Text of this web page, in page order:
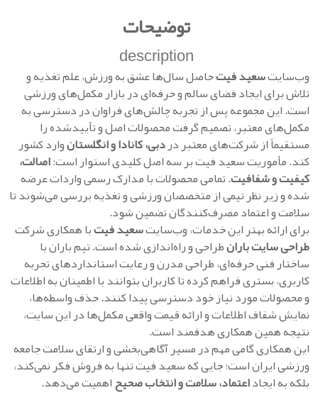
توضیحات
description
وب‌سایتسعید فیتحاصل سال‌ها عشق به ورزش، علم تغذیه و
تلاش برای ایجاد فضای سالم و حرفه‌ای در بازار مکمل‌های ورزشی
است. این مجموعه پس از تجربه چالش‌های فراوان در دسترسی به
مکمل‌های معتبر، تصمیم گرفت محصولات اصل و تأییدشده را
مستقیماً از شرکت‌های معتبر دردبی، کانادا و انگلستانوارد کشور
کند. مأموریت سعید فیت بر سه اصل کلیدی استوار است:اصالت،
کیفیت و شفافیت. تمامی محصولات با مدارک رسمی واردات عرضه
شده و زیر نظر تیمی از متخصصان ورزشی و تغذیه بررسی می‌شوند تا
سلامت و اعتماد مصرف‌کنندگان تضمین شود.
برای ارائه بهتر این خدمات، وب‌سایتسعید فیتبا همکاری شرکت
طراحی سایت بارانطراحی و راه‌اندازی شده است. تیم باران با
ساختار فنی حرفه‌ای، طراحی مدرن و رعایت استانداردهای تجربه
کاربری، بستری فراهم کرده تا کاربران بتوانند با اطمینان به اطلاعات
و محصولات مورد نیاز خود دسترسی پیدا کنند. حذف واسطه‌ها،
نمایش شفاف اطلاعات و ارائه قیمت واقعی مکمل‌ها در این سایت،
نتیجه همین همکاری هدفمند است.
این همکاری گامی مهم در مسیر آگاهی‌بخشی و ارتقای سلامت جامعه
ورزشی ایران است؛ جایی که سعید فیت تنها به فروش فکر نمی‌کند،
بلکه به ایجاداعتماد، سلامت و انتخاب صحیحاهمیت می‌دهد.